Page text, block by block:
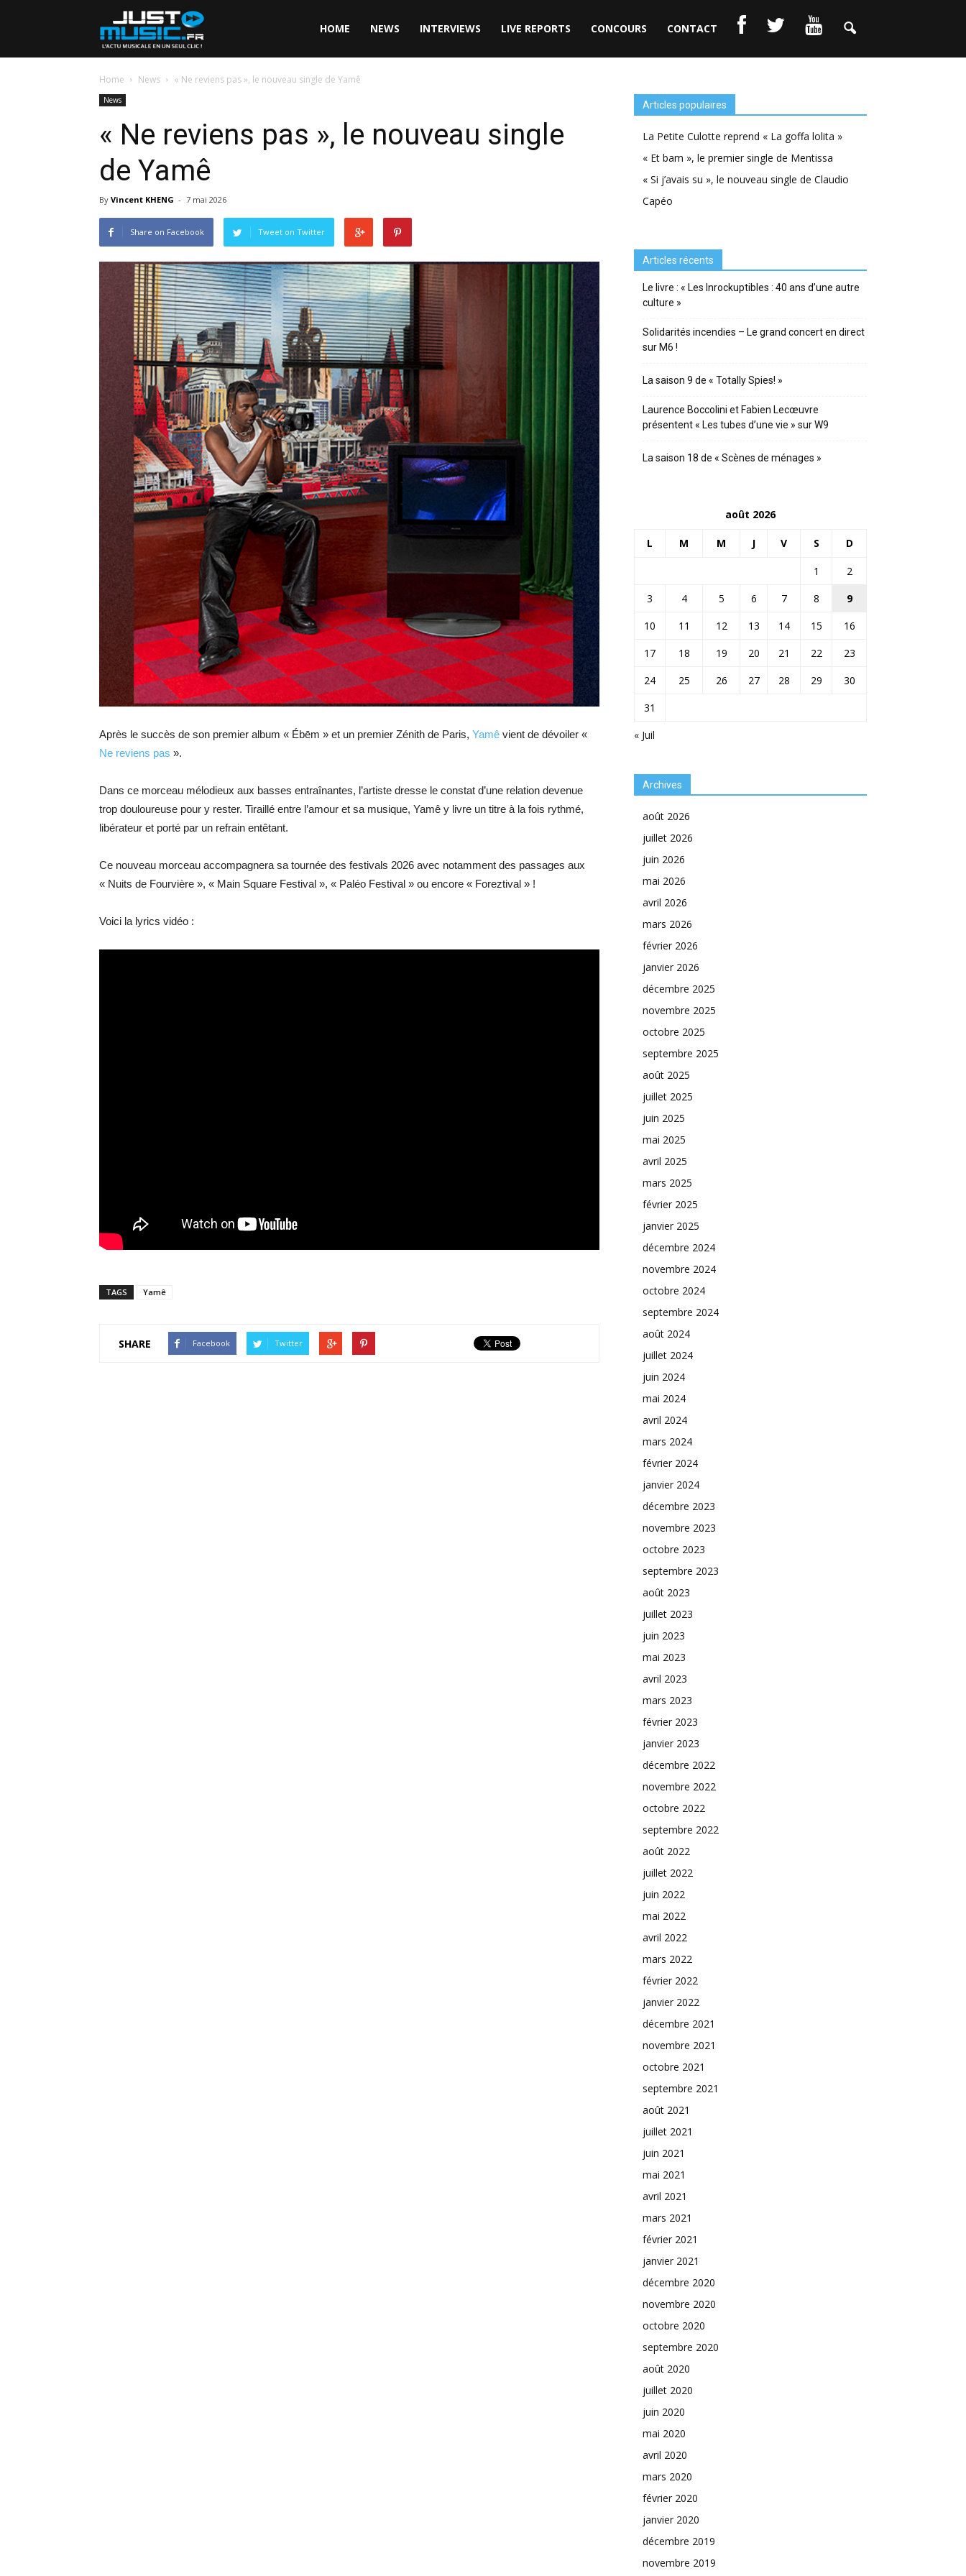
HOME NEWS INTERVIEWS LIVE REPORTS CONCOURS CONTACT
Home News « Ne reviens pas », le nouveau single de Yamê
News
« Ne reviens pas », le nouveau single
de Yamê
By Vincent KHENG - 7 mai 2026
Share on Facebook Tweet on Twitter
Après le succès de son premier album « Ébēm » et un premier Zénith de Paris, Yamê vient de dévoiler «
Ne reviens pas ».
Dans ce morceau mélodieux aux basses entraînantes, l’artiste dresse le constat d’une relation devenue
trop douloureuse pour y rester. Tiraillé entre l’amour et sa musique, Yamê y livre un titre à la fois rythmé,
libérateur et porté par un refrain entêtant.
Ce nouveau morceau accompagnera sa tournée des festivals 2026 avec notamment des passages aux
« Nuits de Fourvière », « Main Square Festival », « Paléo Festival » ou encore « Foreztival » !
Voici la lyrics vidéo :
TAGS Yamê
SHARE Facebook Twitter
Articles populaires
La Petite Culotte reprend « La goffa lolita »
« Et bam », le premier single de Mentissa
« Si j’avais su », le nouveau single de Claudio
Capéo
Articles récents
Le livre : « Les Inrockuptibles : 40 ans d’une autre
culture »
Solidarités incendies – Le grand concert en direct
sur M6 !
La saison 9 de « Totally Spies! »
Laurence Boccolini et Fabien Lecœuvre
présentent « Les tubes d’une vie » sur W9
La saison 18 de « Scènes de ménages »
août 2026
L M M J V S D
« Juil
1
2
3
4 5 6 7 8
9
10
11 12 13 14 15
16
17
18 19 20 21 22
23
24
25 26 27 28 29
30
31
Archives
août 2026
juillet 2026
juin 2026
mai 2026
avril 2026
mars 2026
février 2026
janvier 2026
décembre 2025
novembre 2025
octobre 2025
septembre 2025
août 2025
juillet 2025
juin 2025
mai 2025
avril 2025
mars 2025
février 2025
janvier 2025
décembre 2024
novembre 2024
octobre 2024
septembre 2024
août 2024
juillet 2024
juin 2024
mai 2024
avril 2024
mars 2024
février 2024
janvier 2024
décembre 2023
novembre 2023
octobre 2023
septembre 2023
août 2023
juillet 2023
juin 2023
mai 2023
avril 2023
mars 2023
février 2023
janvier 2023
décembre 2022
novembre 2022
octobre 2022
septembre 2022
août 2022
juillet 2022
juin 2022
mai 2022
avril 2022
mars 2022
février 2022
janvier 2022
décembre 2021
novembre 2021
octobre 2021
septembre 2021
août 2021
juillet 2021
juin 2021
mai 2021
avril 2021
mars 2021
février 2021
janvier 2021
décembre 2020
novembre 2020
octobre 2020
septembre 2020
août 2020
juillet 2020
juin 2020
mai 2020
avril 2020
mars 2020
février 2020
janvier 2020
décembre 2019
novembre 2019